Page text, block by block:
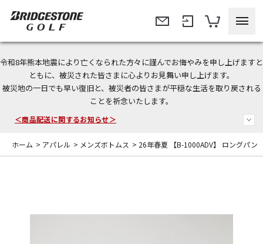
令和8年熊本地震により亡くなられた方々に謹んでお悔やみを申し上げますと
ともに、被災された皆さまに心よりお見舞い申し上げます。
被災地の一日でも早い復旧と、被災者の皆さまが平穏な生活を取り戻される
ことを祈念いたします。
今なら新規会員登録で1,000円OFFクーポンプレゼント！
＜商品配送に関するお知らせ＞
＜夏季休暇中のご注文・発送・お問い合わせ＞
ホーム > アパレル > メンズボトムス > 26年春夏 【B-1000ADV】 ロングパン